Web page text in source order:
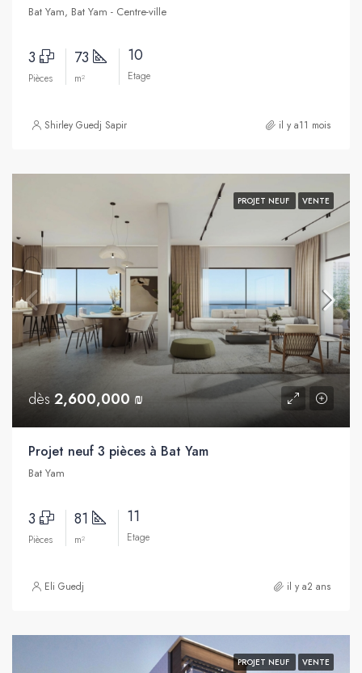
Bat Yam, Bat Yam - Centre-ville
3
Pièces
73
m²
10
Etage
Shirley Guedj Sapir il y a11 mois
PROJET NEUF VENTE
dès 2,600,000 ₪
Projet neuf 3 pièces à Bat Yam
Bat Yam
3
Pièces
81
m²
11
Etage
Eli Guedj il y a2 ans
PROJET NEUF VENTE